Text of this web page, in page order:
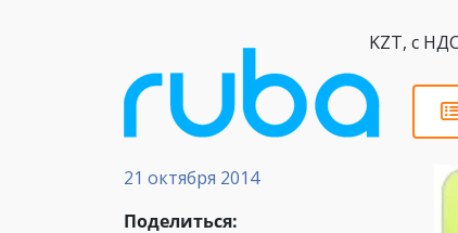
Новости
21 октября 2014
Поделиться: